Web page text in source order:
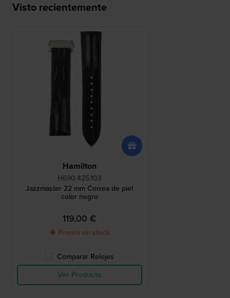
Visto recientemente
Hamilton
H690.425.103
Jazzmaster 22 mm Correa de piel
color negro
119,00 €
● Pronto en stock
Comparar Relojes
Ver Producto